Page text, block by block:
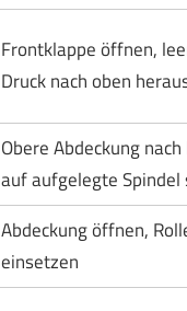
Frontklappe öffnen,
Druck nach oben
Obere Abdeckung
auf aufgelegte Spindel
Abdeckung öffnen,
einsetzen